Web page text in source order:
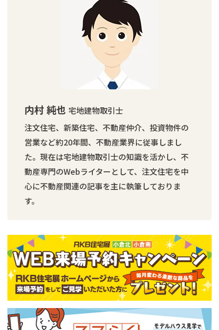
内村 純也 宅地建物取引士
注文住宅、新築住宅、不動産仲介、投資物件の
営業など約20年間、不動産業界に従事しまし
た。現在は宅地建物取引士の知識を活かし、不
動産専門のWebライターとして、注文住宅を中
心に不動産関連の記事を主に執筆しておりま
す。